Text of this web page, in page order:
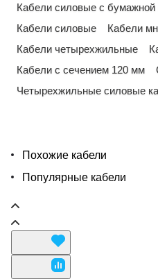
Кабели силовые с бумажной
Кабели силовые
Кабели
Кабели четырехжильные
Кабели с сечением 120 мм
Четырехжильные силовые
Похожие кабели
Популярные кабели